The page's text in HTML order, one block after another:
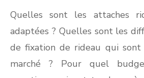
Quelles sont les attaches
adaptées ? Quelles sont les
de fixation de rideau qui sont
marché ? Pour quel